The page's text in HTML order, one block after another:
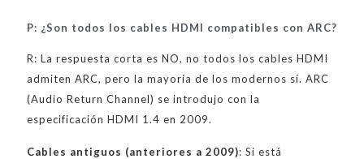
P: ¿Son todos los cables HDMI compatibles con ARC?
R: La respuesta corta es NO, no todos los cables HDMI
admiten ARC, pero la mayoría de los modernos sí. ARC
(Audio Return Channel) se introdujo con la
especificación HDMI 1.4 en 2009.
Cables antiguos (anteriores a 2009): Si está